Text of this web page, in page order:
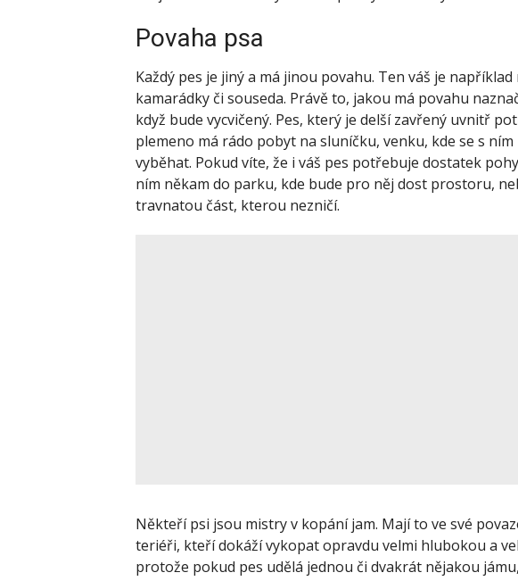
Povaha psa
Každý pes je jiný a má jinou povahu. Ten váš je
kamarádky či souseda. Právě to, jakou má povahu
když bude vycvičený. Pes, který je delší zavřený uvnitř
plemeno má rádo pobyt na sluníčku, venku, kde se s
vyběhat. Pokud víte, že i váš pes potřebuje dostatek
ním někam do parku, kde bude pro něj dost prostoru,
travnatou část, kterou nezničí.
Někteří psi jsou mistry v kopání jam. Mají to ve své
teriéři, kteří dokáží vykopat opravdu velmi hlubokou a
protože pokud pes udělá jednou či dvakrát nějakou